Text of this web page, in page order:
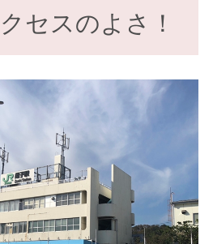
セスのよさ！